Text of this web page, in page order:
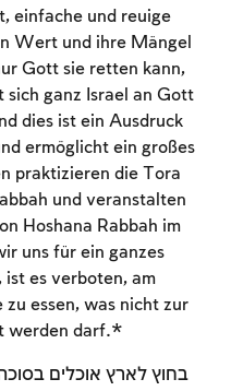
einfache und reuige
Wert und ihre Mängel
Gott sie retten kann,
ganz Israel an Gott
dies ist ein Ausdruck
ermöglicht ein großes
praktizieren die Tora
und veranstalten
Hoshana Rabbah im
uns für ein ganzes
es verboten, am
essen, was nicht zur
werden darf.*
you'll need
log in.